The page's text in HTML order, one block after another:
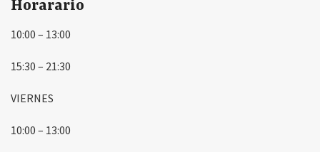
Horarario
10:00 – 13:00
15:30 – 21:30
VIERNES
10:00 – 13:00